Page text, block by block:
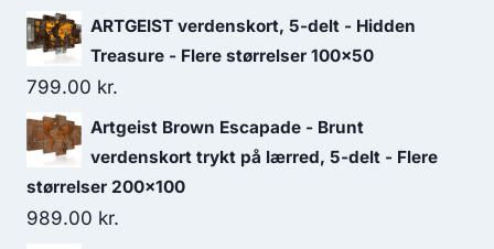
ARTGEIST verdenskort, 5-delt - Hidden
Treasure - Flere størrelser 100x50
799.00 kr.
Artgeist Brown Escapade - Brunt
verdenskort trykt på lærred, 5-delt - Flere
størrelser 200x100
989.00 kr.